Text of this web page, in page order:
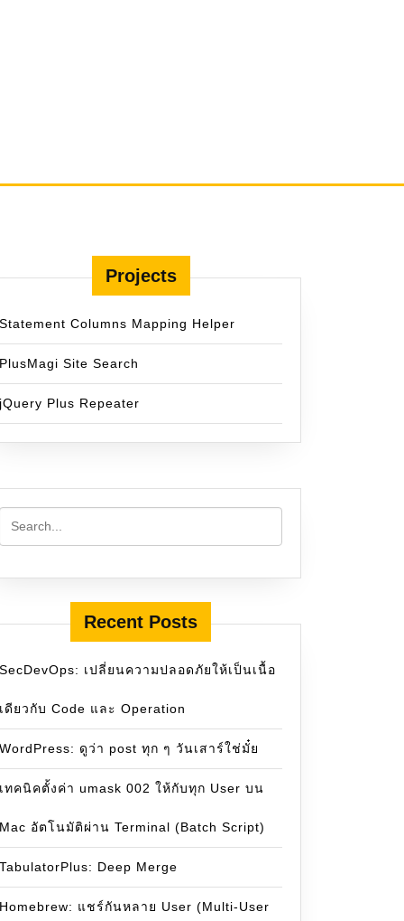
Projects
Statement Columns Mapping Helper
PlusMagi Site Search
jQuery Plus Repeater
Recent Posts
SecDevOps: เปลี่ยนความปลอดภัยให้เป็นเนื้อ
เดียวกับ Code และ Operation
WordPress: ดูว่า post ทุก ๆ วันเสาร์ใช่มั๋ย
เทคนิคตั้งค่า umask 002 ให้กับทุก User บน
Mac อัตโนมัติผ่าน Terminal (Batch Script)
TabulatorPlus: Deep Merge
Homebrew: แชร์กันหลาย User (Multi-User